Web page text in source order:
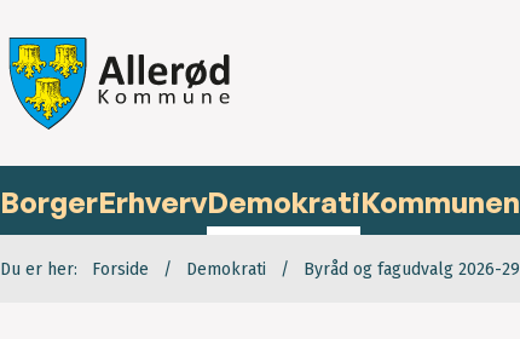
BorgerErhvervDemokratiKommunen
Du er her: Forside Demokrati Byråd og fagudvalg 2026-29